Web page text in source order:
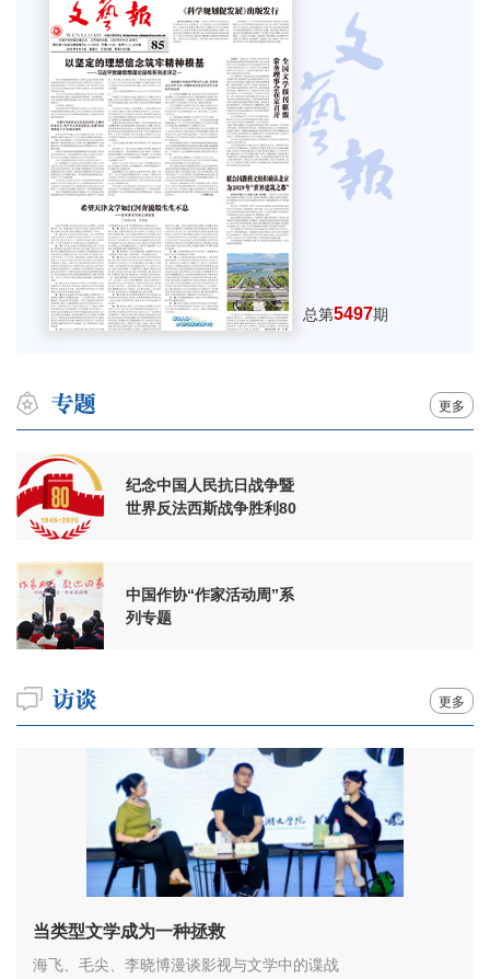
总第5497期
更多
纪念中国人民抗日战争暨
世界反法西斯战争胜利80
中国作协“作家活动周”系
列专题
更多
当类型文学成为一种拯救
海飞、毛尖、李晓博漫谈影视与文学中的谍战